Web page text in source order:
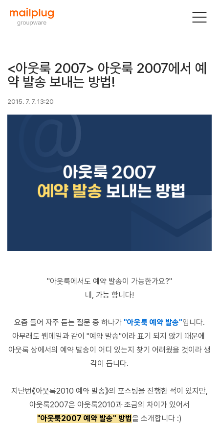
<아웃룩 2007> 아웃룩 2007에서 예
약 발송 보내는 방법!
2015. 7. 7. 13:20
"아웃룩에서도 예약 발송이 가능한가요?"
네, 가능 합니다!
요즘 들어 자주 듣는 질문 중 하나가 "아웃룩 예약 발송"입니다.
아무래도 웹메일과 같이 "예약 발송"이라 표기 되지 않기 때문에
아웃룩 상에서의 예약 발송이 어디 있는지 찾기 어려웠을 것이라 생
각이 듭니다.
지난번《아웃룩2010 예약 발송》의 포스팅을 진행한 적이 있지만,
아웃룩2007은 아웃룩2010과 조금의 차이가 있어서
"아웃룩2007 예약 발송" 방법을 소개합니다 :)